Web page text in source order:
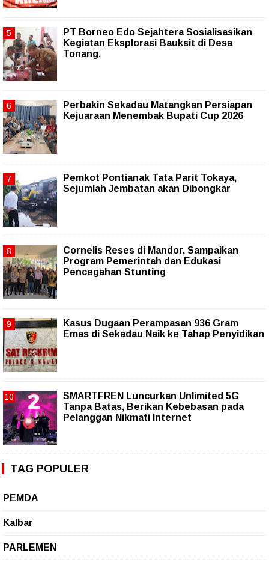
PT Borneo Edo Sejahtera Sosialisasikan
Kegiatan Eksplorasi Bauksit di Desa
Tonang.
Perbakin Sekadau Matangkan Persiapan
Kejuaraan Menembak Bupati Cup 2026
Pemkot Pontianak Tata Parit Tokaya,
Sejumlah Jembatan akan Dibongkar
Cornelis Reses di Mandor, Sampaikan
Program Pemerintah dan Edukasi
Pencegahan Stunting
Kasus Dugaan Perampasan 936 Gram
Emas di Sekadau Naik ke Tahap Penyidikan
SMARTFREN Luncurkan Unlimited 5G
Tanpa Batas, Berikan Kebebasan pada
Pelanggan Nikmati Internet
TAG POPULER
PEMDA
Kalbar
PARLEMEN